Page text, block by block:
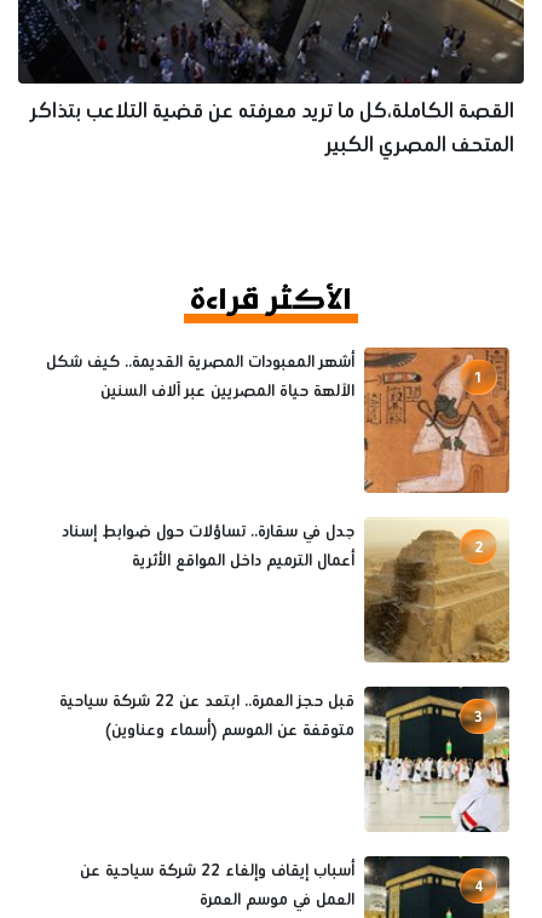
القصة الكاملة،كل ما تريد معرفته عن قضية التلاعب بتذاكر
المتحف المصري الكبير
الأكثر قراءة
1
أشهر المعبودات المصرية القديمة.. كيف شكل
الآلهة حياة المصريين عبر آلاف السنين
2
جدل في سقارة.. تساؤلات حول ضوابط إسناد
أعمال الترميم داخل المواقع الأثرية
3
قبل حجز العمرة.. ابتعد عن 22 شركة سياحية
متوقفة عن الموسم (أسماء وعناوين)
4
أسباب إيقاف وإلغاء 22 شركة سياحية عن
العمل في موسم العمرة